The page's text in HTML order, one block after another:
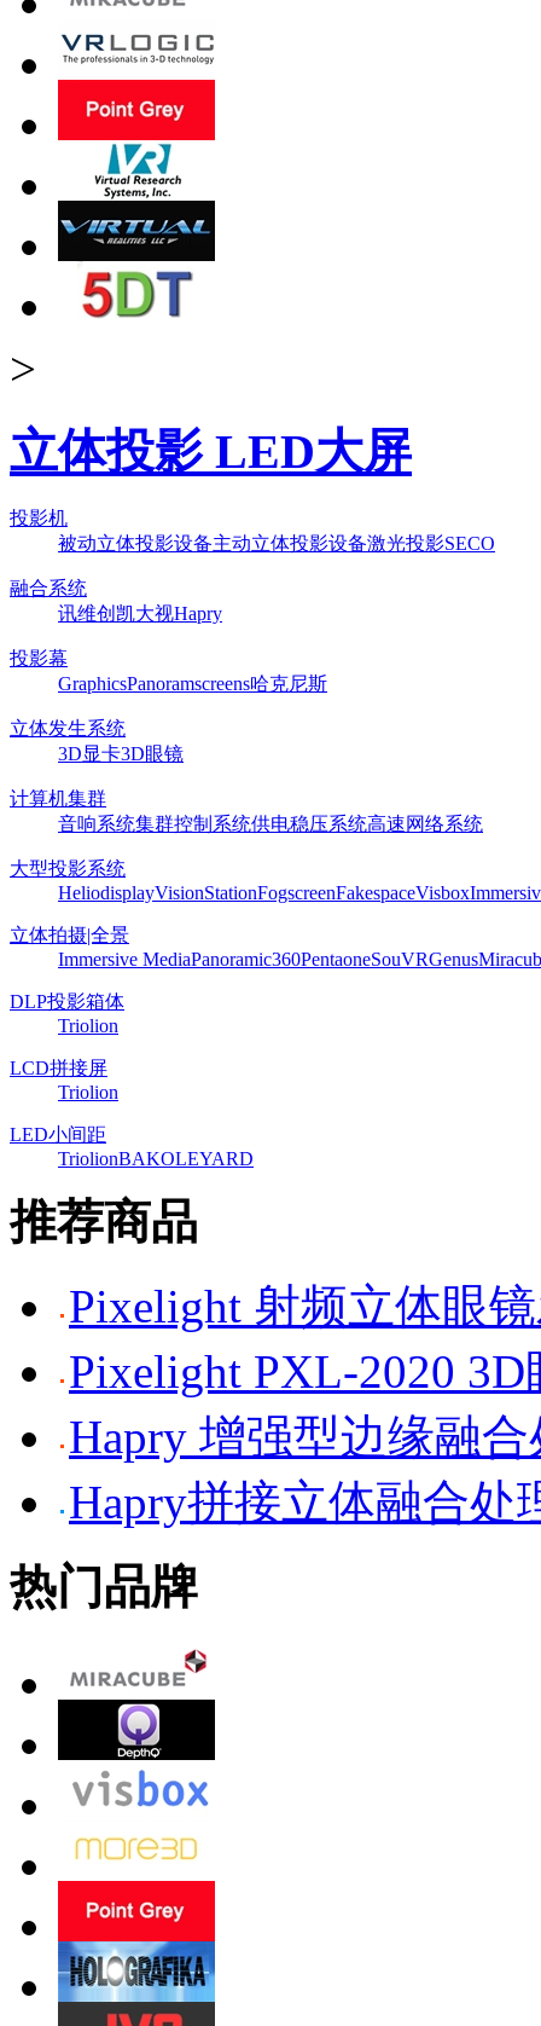
>
立体投影 LED大屏
投影机
被动立体投影设备主动立体投影设备激光投影SECO
融合系统
讯维创凯大视Hapry
投影幕
GraphicsPanoramscreens哈克尼斯
立体发生系统
3D显卡3D眼镜
计算机集群
音响系统集群控制系统供电稳压系统高速网络系统
大型投影系统
HeliodisplayVisionStationFogscreenFakespaceVisbox
立体拍摄|全景
Immersive MediaPanoramic360PentaoneSouVRGenus
DLP投影箱体
Triolion
LCD拼接屏
Triolion
LED小间距
TriolionBAKOLEYARD
推荐商品
Pixelight 射频立体眼
Pixelight PXL-2020 3D
Hapry 增强型边缘融
Hapry拼接立体融合处
热门品牌